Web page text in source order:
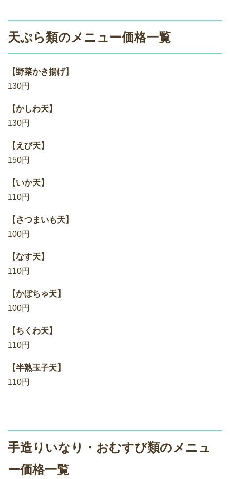
天ぷら類のメニュー価格一覧
【野菜かき揚げ】
130円
【かしわ天】
130円
【えび天】
150円
【いか天】
110円
【さつまいも天】
100円
【なす天】
110円
【かぼちゃ天】
100円
【ちくわ天】
110円
【半熟玉子天】
110円
手造りいなり・おむすび類のメニュ
ー価格一覧